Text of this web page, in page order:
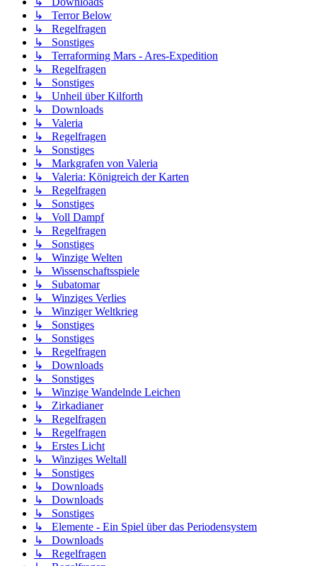
↳ Terror Below
↳ Regelfragen
↳ Sonstiges
↳ Terraforming Mars - Ares-Expedition
↳ Regelfragen
↳ Sonstiges
↳ Unheil über Kilforth
↳ Downloads
↳ Valeria
↳ Regelfragen
↳ Sonstiges
↳ Markgrafen von Valeria
↳ Valeria: Königreich der Karten
↳ Regelfragen
↳ Sonstiges
↳ Voll Dampf
↳ Regelfragen
↳ Sonstiges
↳ Winzige Welten
↳ Wissenschaftsspiele
↳ Subatomar
↳ Winziges Verlies
↳ Winziger Weltkrieg
↳ Sonstiges
↳ Sonstiges
↳ Regelfragen
↳ Downloads
↳ Sonstiges
↳ Winzige Wandelnde Leichen
↳ Zirkadianer
↳ Regelfragen
↳ Regelfragen
↳ Erstes Licht
↳ Winziges Weltall
↳ Sonstiges
↳ Downloads
↳ Downloads
↳ Sonstiges
↳ Elemente - Ein Spiel über das Periodensystem
↳ Downloads
↳ Regelfragen